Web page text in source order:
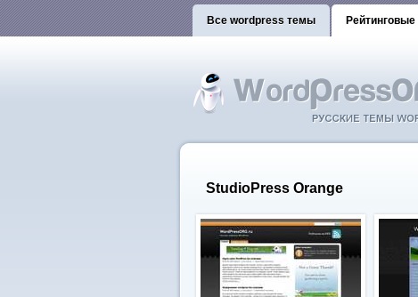
Все wordpress темы Рейтинговые
StudioPress Orange